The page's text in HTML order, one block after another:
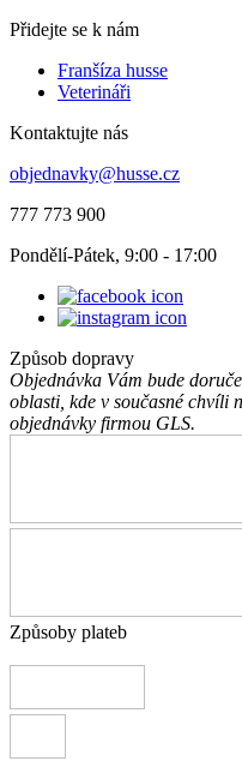
Přidejte se k nám
Franšíza husse
Veterináři
Kontaktujte nás
objednavky@husse.cz
777 773 900
Pondělí-Pátek, 9:00 - 17:00
Způsob dopravy
Objednávka Vám bude
oblasti, kde v současné chvíli
objednávky firmou GLS.
Způsoby plateb